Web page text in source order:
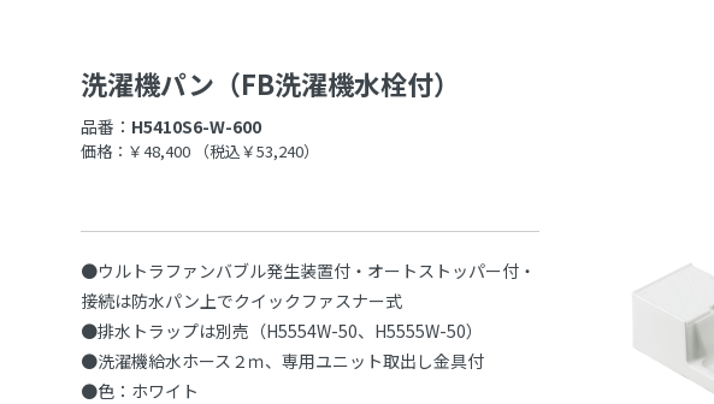
洗濯機パン（FB洗濯機水栓付）
品番： H5410S6-W-600
価格：￥48,400 （税込￥53,240）
●ウルトラファンバブル発生装置付・オートストッパー付・
接続は防水パン上でクイックファスナー式
●排水トラップは別売（H5554W-50、H5555W-50）
●洗濯機給水ホース２ｍ、専用ユニット取出し金具付
●色：ホワイト